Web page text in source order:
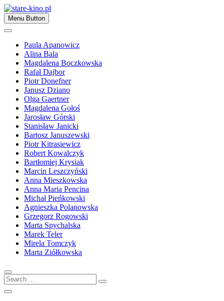
Skip
to
content
stare-kino.pl
Zapraszamy
Menu Button
Paula Apanowicz
Alina Bala
Magdalena Boczkowska
Rafał Dajbor
Piotr Donefner
Janusz Dziano
Olga Gaertner
Magdalena Gołoś
Jarosław Górski
Stanisław Janicki
Bartosz Januszewski
Piotr Kitrasiewicz
Robert Kowalczyk
Bartłomiej Krysiak
Marcin Leszczyński
Anna Mieszkowska
Anna Maria Pencina
Michał Pieńkowski
Agnieszka Polanowska
Grzegorz Rogowski
Marta Spychalska
Marek Teler
Mirela Tomczyk
Marta Ziółkowska
Search
…